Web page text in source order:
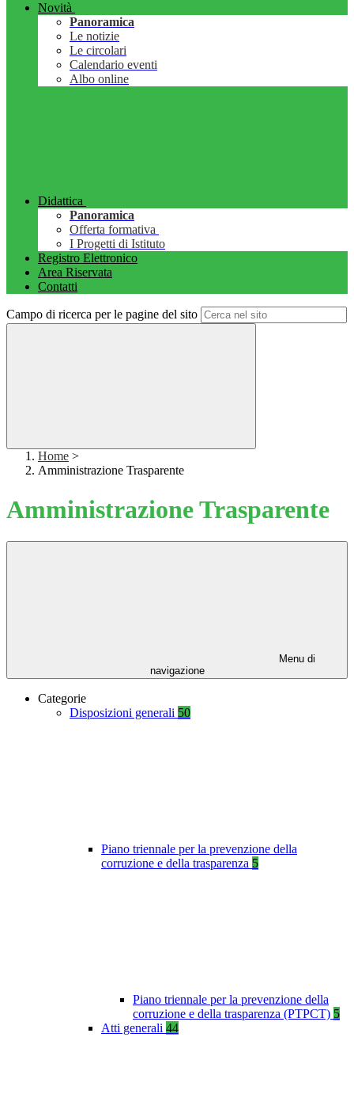
Novità
Panoramica
Le notizie
Le circolari
Calendario eventi
Albo online
Didattica
Panoramica
Offerta formativa
I Progetti di Istituto
Registro Elettronico
Area Riservata
Contatti
Campo di ricerca per le pagine del sito
Home >
Amministrazione Trasparente
Amministrazione Trasparente
Menu di
navigazione
Categorie
Disposizioni generali 50
Piano triennale per la prevenzione della
corruzione e della trasparenza 5
Piano triennale per la prevenzione della
corruzione e della trasparenza (PTPCT) 5
Atti generali 44